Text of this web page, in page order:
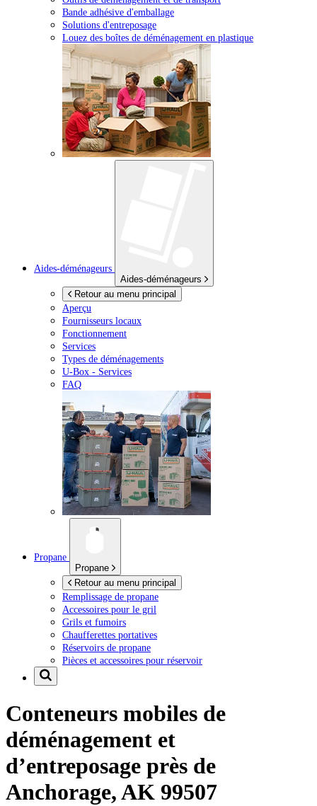
Bande adhésive d'emballage
Solutions d'entreposage
Louez des boîtes de déménagement en plastique
Aides-déménageurs
Aides-déménageurs
Retour au menu principal
Aperçu
Fournisseurs locaux
Fonctionnement
Services
Types de déménagements
U-Box - Services
FAQ
Propane
Propane
Retour au menu principal
Remplissage de propane
Accessoires pour le gril
Grils et fumoirs
Chaufferettes portatives
Réservoirs de propane
Pièces et accessoires pour réservoir
Conteneurs mobiles de
déménagement et
d’entreposage près de
Anchorage, AK 99507